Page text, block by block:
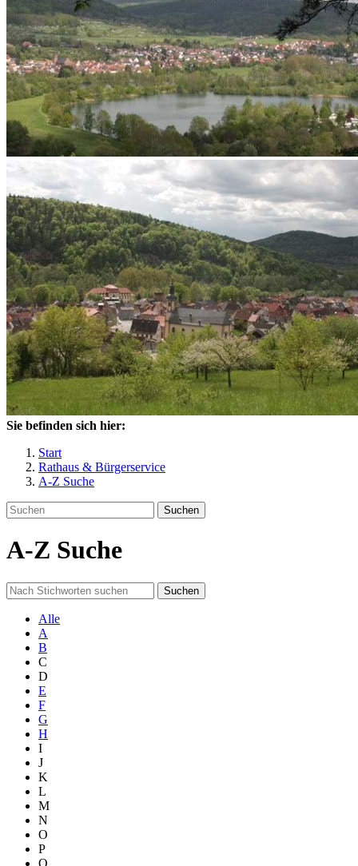
Sie befinden sich hier:
Start
Rathaus & Bürgerservice
A-Z Suche
Suchen
A-Z Suche
Suchen
Alle
A
B
C
D
E
F
G
H
I
J
K
L
M
N
O
P
Q